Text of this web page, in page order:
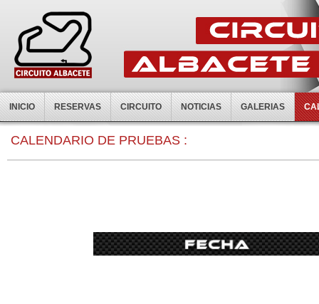
INICIO RESERVAS CIRCUITO NOTICIAS GALERIAS
CALENDARIO DE PRUEBAS :
0:00